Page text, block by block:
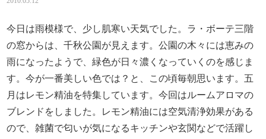
今日は雨模様で、少し肌寒い天気でした。ラ・ボーテ三階
の窓からは、千秋公園が見えます。公園の木々には恵みの
雨になったようで、緑色が日々濃くなっていくのを感じま
す。今が一番美しい色では？と、この頃毎朝思います。五
月はレモン精油を特集しています。今回はルームアロマの
ブレンドをしました。レモン精油には空気清浄効果がある
ので、雑菌で匂いが気になるキッチンや玄関などで活躍し